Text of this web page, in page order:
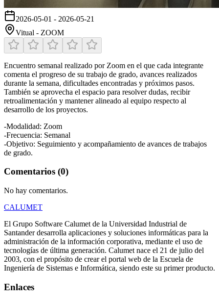
2026-05-01 - 2026-05-21
Vitual - ZOOM
Encuentro semanal realizado por Zoom en el que cada integrante
comenta el progreso de su trabajo de grado, avances realizados
durante la semana, dificultades encontradas y próximos pasos.
También se aprovecha el espacio para resolver dudas, recibir
retroalimentación y mantener alineado al equipo respecto al
desarrollo de los proyectos.
-Modalidad: Zoom
-Frecuencia: Semanal
-Objetivo: Seguimiento y acompañamiento de avances de trabajos
de grado.
Comentarios (0)
No hay comentarios.
CALUMET
El Grupo Software Calumet de la Universidad Industrial de
Santander desarrolla aplicaciones y soluciones informáticas para la
administración de la información corporativa, mediante el uso de
tecnologías de última generación. Calumet nace el 21 de julio del
2003, con el propósito de crear el portal web de la Escuela de
Ingeniería de Sistemas e Informática, siendo este su primer producto.
Enlaces